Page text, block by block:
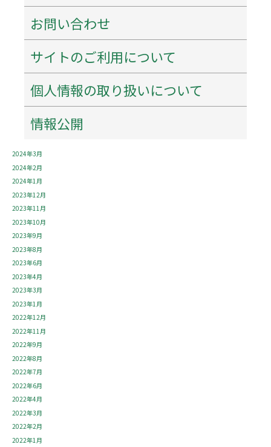
お問い合わせ
サイトのご利用について
個人情報の取り扱いについて
情報公開
2025年4月
2025年3月
2024年12月
2024年11月
2024年9月
2024年8月
2024年6月
2024年3月
2024年2月
2024年1月
2023年12月
2023年11月
2023年10月
2023年9月
2023年8月
2023年6月
2023年4月
2023年3月
2023年1月
2022年12月
2022年11月
2022年9月
2022年8月
2022年7月
2022年6月
2022年4月
2022年3月
2022年2月
2022年1月